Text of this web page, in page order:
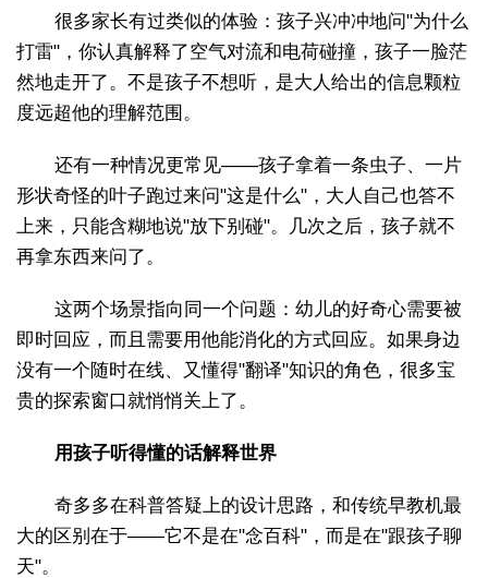
很多家长有过类似的体验：孩子兴冲冲地问"为什么
打雷"，你认真解释了空气对流和电荷碰撞，孩子一脸茫
然地走开了。不是孩子不想听，是大人给出的信息颗粒
度远超他的理解范围。
还有一种情况更常见——孩子拿着一条虫子、一片
形状奇怪的叶子跑过来问"这是什么"，大人自己也答不
上来，只能含糊地说"放下别碰"。几次之后，孩子就不
再拿东西来问了。
这两个场景指向同一个问题：幼儿的好奇心需要被
即时回应，而且需要用他能消化的方式回应。如果身边
没有一个随时在线、又懂得"翻译"知识的角色，很多宝
贵的探索窗口就悄悄关上了。
用孩子听得懂的话解释世界
奇多多在科普答疑上的设计思路，和传统早教机最
大的区别在于——它不是在"念百科"，而是在"跟孩子聊
天"。